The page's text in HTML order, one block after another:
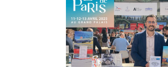
passe de l’être ?
de votre rôle de chef
évoqués dans cette